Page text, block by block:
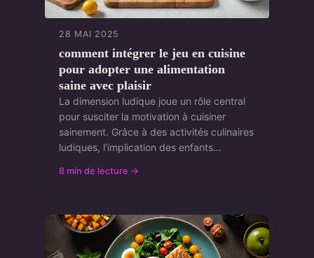
28 MAI 2025
comment intégrer le jeu en cuisine
pour adopter une alimentation
saine avec plaisir
La dimension ludique joue un rôle central
pour susciter la motivation à cuisiner
sainement. Grâce à des activités culinaires
ludiques, l'implication des enfants...
8 min de lecture →